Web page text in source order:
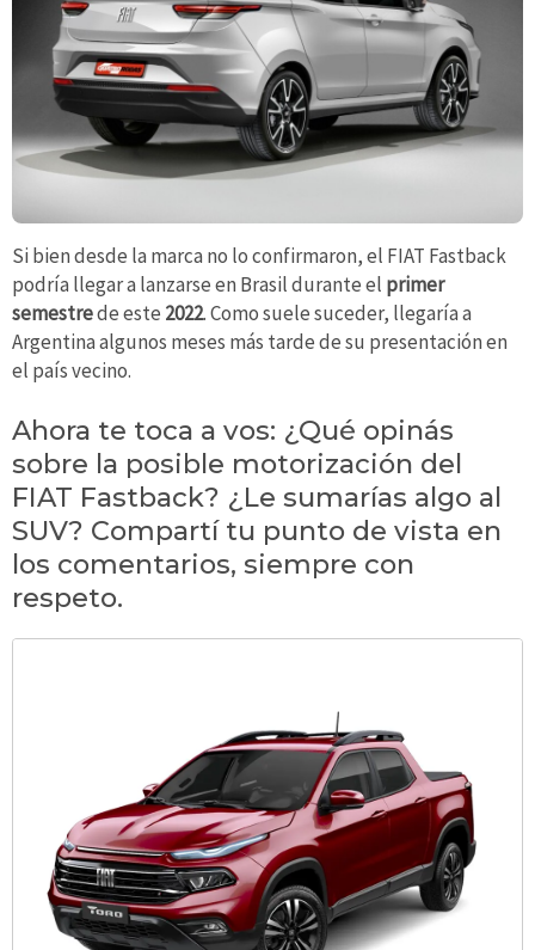
Si bien desde la marca no lo confirmaron, el FIAT Fastback
podría llegar a lanzarse en Brasil durante el primer
semestrede este 2022. Como suele suceder, llegaría a
Argentina algunos meses más tarde de su presentación en
el país vecino.
Ahora te toca a vos: ¿Qué opinás
sobre la posible motorización del
FIAT Fastback? ¿Le sumarías algo al
SUV? Compartí tu punto de vista en
los comentarios, siempre con
respeto.